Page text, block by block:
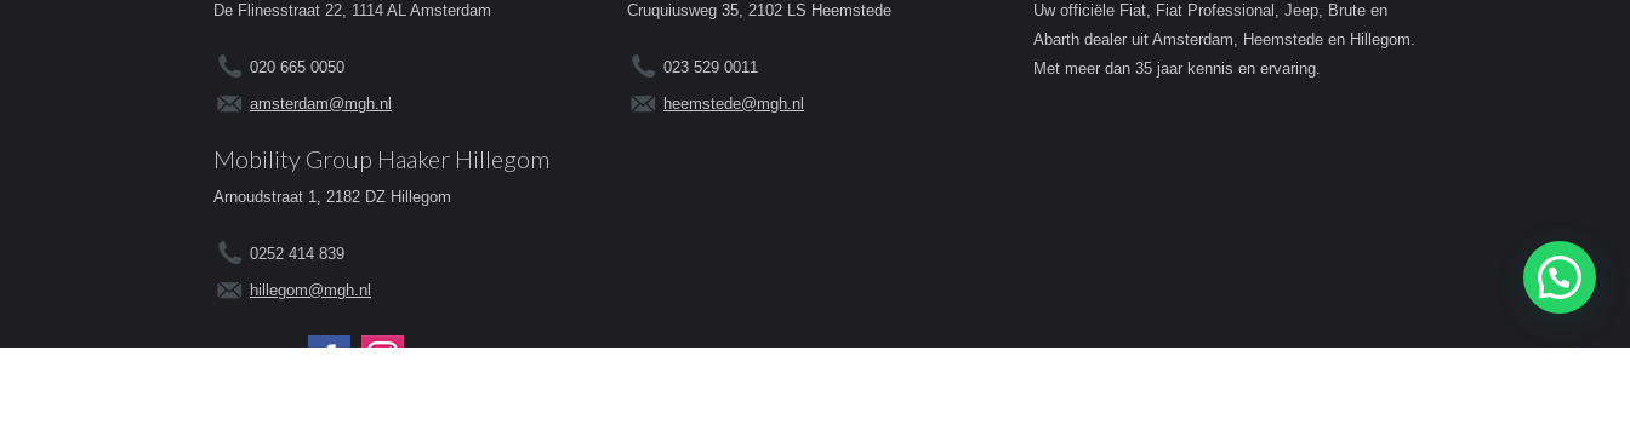
De Flinesstraat 22, 1114 AL Amsterdam
020 665 0050
amsterdam@mgh.nl
Cruquiusweg 35, 2102 LS Heemstede
023 529 0011
heemstede@mgh.nl
Mobility Group Haaker Hillegom
Arnoudstraat 1, 2182 DZ Hillegom
0252 414 839
hillegom@mgh.nl
Volg ons op:
Uw officiële Fiat, Fiat Professional, Jeep, Brute en
Abarth dealer uit Amsterdam, Heemstede en Hillegom.
Met meer dan 35 jaar kennis en ervaring.